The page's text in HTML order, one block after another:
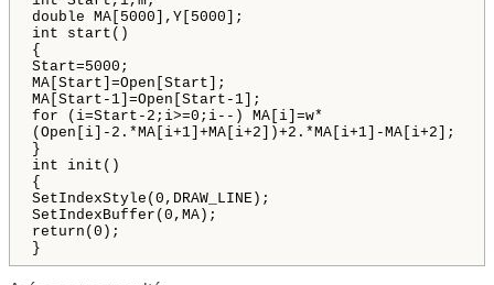
double MA[5000],Y[5000];
int start()
{
Start=5000;
MA[Start]=Open[Start];
MA[Start-1]=Open[Start-1];
for (i=Start-2;i>=0;i--) MA[i]=w*
(Open[i]-2.*MA[i+1]+MA[i+2])+2.*MA[i+1]-MA[i+2];
}
int init()
{
SetIndexStyle(0,DRAW_LINE);
SetIndexBuffer(0,MA);
return(0);
}